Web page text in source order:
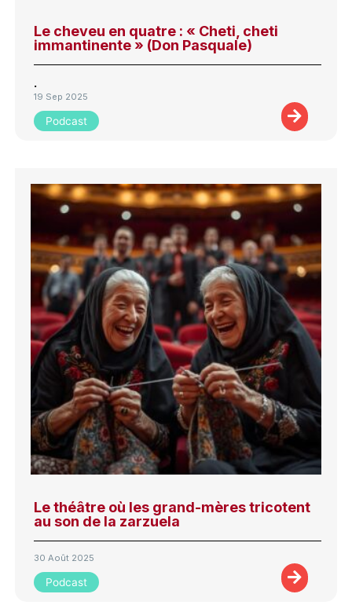
Le cheveu en quatre : « Cheti, cheti
immantinente » (Don Pasquale)
.
19 Sep 2025
Podcast
Le théâtre où les grand-mères tricotent
au son de la zarzuela
30 Août 2025
Podcast